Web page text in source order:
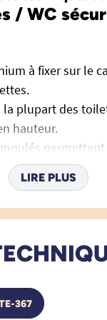
/ WC
à fixer sur le
la plupart des
hauteur.
avec un siège de
quand
et 39 cm.
cuvettes
LIRE PLUS
367